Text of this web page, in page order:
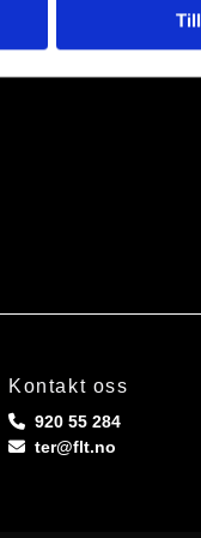
Eriksen.
Kontakt oss
 920 55 284
 ter@flt.no